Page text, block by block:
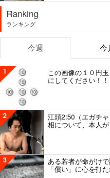
Ranking
ランキング
今週 今
1
この画像の１０円
にしてください！！
2
江頭2:50（エガチ
相について、本人が
3
ある若者が命がけ
「償い」に心を打